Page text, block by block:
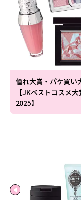
憧れ大賞・パケ買い
【JKベストコスメ大
2025】